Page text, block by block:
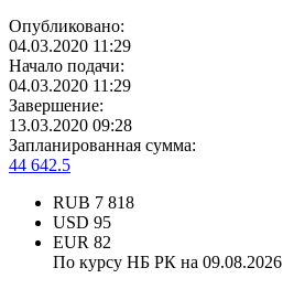
Опубликовано:
04.03.2020 11:29
Начало подачи:
04.03.2020 11:29
Завершение:
13.03.2020 09:28
Запланированная сумма:
44 642.5
RUB 7 818
USD 95
EUR 82
По курсу НБ РК на 09.08.2026